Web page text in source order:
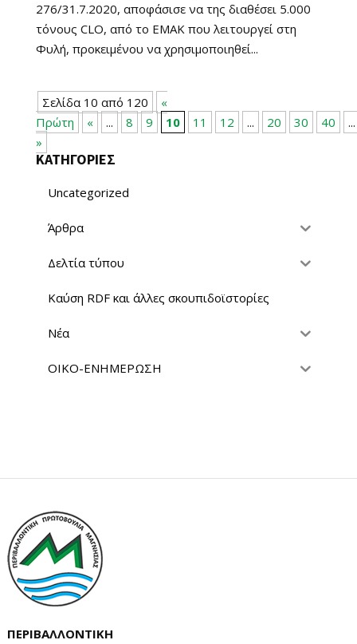
276/31.7.2020, αποφάσισε να της διαθέσει 5.000
τόνους CLO, από το ΕΜΑΚ που λειτουργεί στη
Φυλή, προκειμένου να χρησιμοποιηθεί...
Σελίδα 10 από 120
«
Πρώτη
« ... 8 9 10 11 12 ... 20 30 40
...
»
ΚΑΤΗΓΟΡΙΕΣ
Uncategorized
Άρθρα
Δελτία τύπου
Καύση RDF και άλλες σκουπιδοϊστορίες
Νέα
ΟΙΚΟ-ΕΝΗΜΕΡΩΣΗ
ΠΕΡΙΒΑΛΛΟΝΤΙΚΗ